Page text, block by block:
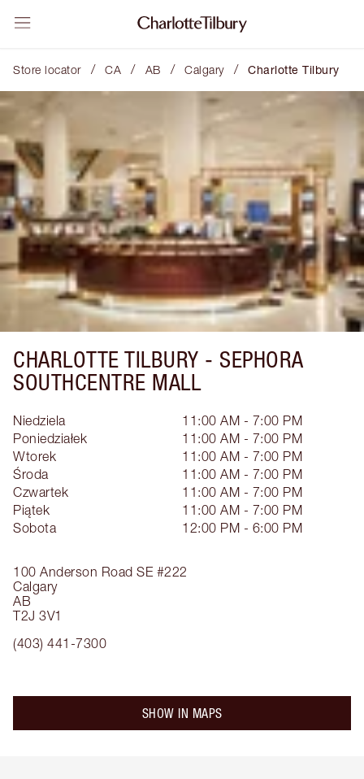
Store locator / CA / AB / Calgary / Charlotte Tilbury
CHARLOTTE TILBURY - SEPHORA
SOUTHCENTRE MALL
100 Anderson Road SE #222
Calgary
AB
T2J 3V1
(403) 441-7300
Niedziela
11:00 AM - 7:00 PM
Poniedziałek
11:00 AM - 7:00 PM
Wtorek
11:00 AM - 7:00 PM
Środa
11:00 AM - 7:00 PM
Czwartek
11:00 AM - 7:00 PM
Piątek
11:00 AM - 7:00 PM
Sobota
12:00 PM - 6:00 PM
SHOW IN MAPS